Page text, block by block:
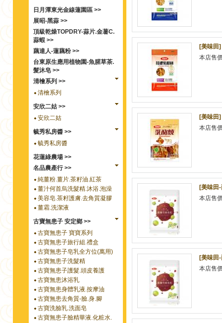
日月潭東光金線蓮園區 >>
展昭-黑蒜 >>
頂級乾燥TOPDRY-蒜片.金薯C.
蒜蝦 >>
藕達人-蓮藕粉 >>
台東原生應用植物園-魚腥草茶.
髮沐皂 >>
清檜系列 >>
清檜系列
安欣二姑 >>
安欣二姑
毓秀私房醬 >>
毓秀私房醬
花蓮綠農場 >>
名品農產行 >>
純薑粉.薑片.茶籽油.紅茶
薑汁何首烏洗髮精.沐浴.泡澡
美容皂.茶籽護膚.去角質凝膠
薑霜.洗潔液
古寶無患子 安定鄉 >>
古寶無患子 寶寶系列
古寶無患子旅行組.禮盒
古寶無患子皂乳全方位(萬用)
古寶無患子洗髮精
古寶無患子護髮.頭皮養護
古寶無患沐浴乳
古寶無患身體乳液.按摩油
古寶無患去角質-臉.身.腳
古寶洗臉乳.洗面皂
古寶無患子臉精華液.化粧水.
[美味田
本店售
[美味田
本店售
[美味田
本店售
[美味田
本店售